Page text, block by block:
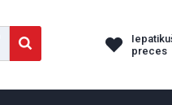
preces